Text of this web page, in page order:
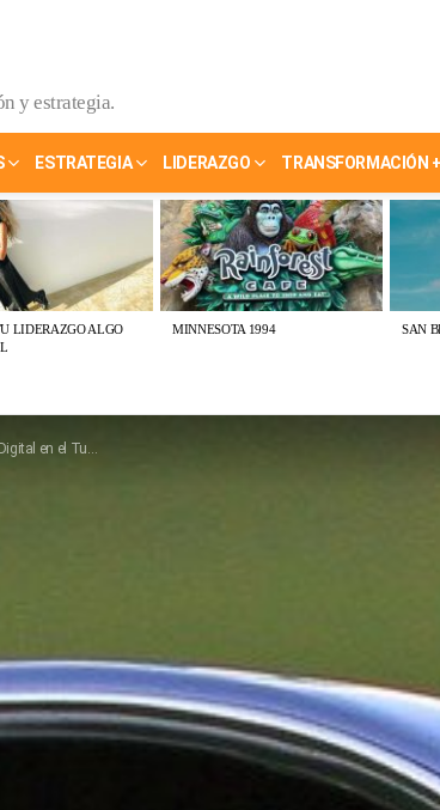
y estrategia.
ESTRATEGIA LIDERAZGO TRANSFORMACIÓN
LIDERAZGO ALGO
MINNESOTA 1994 SAN
en el Turismo